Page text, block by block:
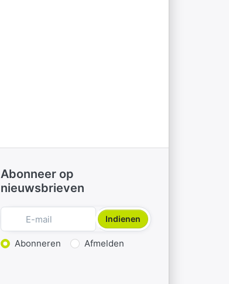
Abonneer op
nieuwsbrieven
Indienen
Actie kiezen
Abonneren Afmelden